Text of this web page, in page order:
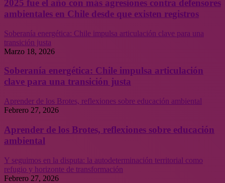
2025 fue el año con más agresiones contra defensores
ambientales en Chile desde que existen registros
Soberanía energética: Chile impulsa articulación clave para una
transición justa
Marzo 18, 2026
Soberanía energética: Chile impulsa articulación
clave para una transición justa
Aprender de los Brotes, reflexiones sobre educación ambiental
Febrero 27, 2026
Aprender de los Brotes, reflexiones sobre educación
ambiental
Y seguimos en la disputa: la autodeterminación territorial como
refugio y horizonte de transformación
Febrero 27, 2026